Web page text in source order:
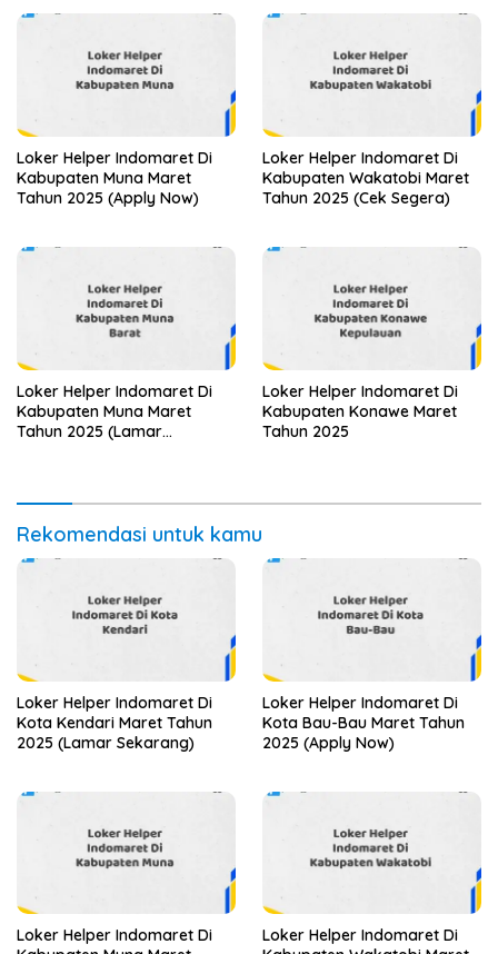
Loker Helper Indomaret Di
Kabupaten Muna Maret
Tahun 2025 (Apply Now)
Loker Helper Indomaret Di
Kabupaten Wakatobi Maret
Tahun 2025 (Cek Segera)
Loker Helper Indomaret Di
Kabupaten Muna Maret
Tahun 2025 (Lamar
Loker Helper Indomaret Di
Kabupaten Konawe Maret
Tahun 2025
Rekomendasi untuk kamu
Loker Helper Indomaret Di
Kota Kendari Maret Tahun
2025 (Lamar Sekarang)
Loker Helper Indomaret Di
Kota Bau-Bau Maret Tahun
2025 (Apply Now)
Loker Helper Indomaret Di
Loker Helper Indomaret Di